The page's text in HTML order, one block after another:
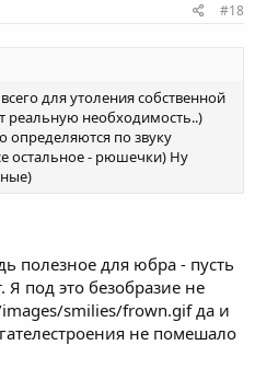
#18
для утоления собственной
реальную необходимость..)
определяются по звуку
остальное - рюшечки) Ну
полезное для юбра - пусть
под это безобразие не
smilies/frown.gif да и
не помешало